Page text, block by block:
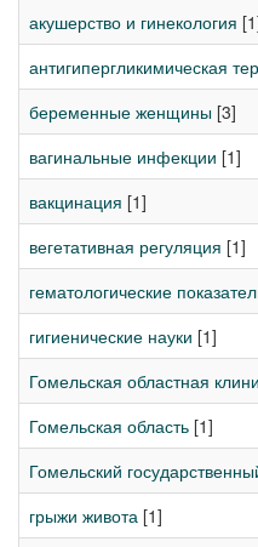
акушерство и гинекология
антигипергликимическая
беременные женщины [3]
вагинальные инфекции [1]
вакцинация [1]
вегетативная регуляция [1]
гематологические
гигиенические науки [1]
Гомельская областная
Гомельская область [1]
Гомельский
грыжи живота [1]